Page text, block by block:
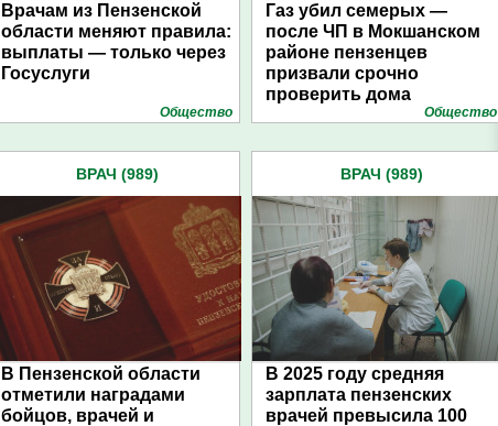
Врачам из Пензенской
области меняют правила:
выплаты — только через
Госуслуги
Общество
Газ убил семерых —
после ЧП в Мокшанском
районе пензенцев
призвали срочно
проверить дома
Общество
ВРАЧ (989)
В Пензенской области
отметили наградами
бойцов, врачей и
ВРАЧ (989)
В 2025 году средняя
зарплата пензенских
врачей превысила 100